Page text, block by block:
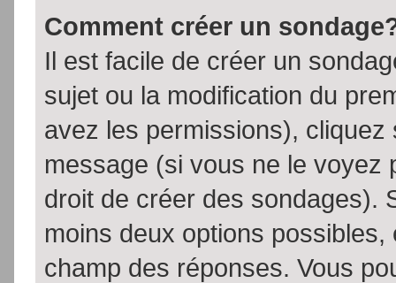
Comment créer un
Il est facile de créer un
sujet ou la modification du
avez les permissions), cliquez
message (si vous ne le voyez
droit de créer des sondages).
moins deux options
champ des réponses. Vous